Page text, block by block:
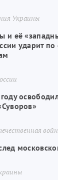
Украины
и её
ударит